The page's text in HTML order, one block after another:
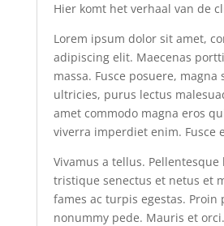
Hier komt het verhaal van de
Lorem ipsum dolor sit amet,
adipiscing elit. Maecenas
massa. Fusce posuere,
ultricies, purus lectus
amet commodo magna eros
viverra imperdiet enim. Fusce
Vivamus a tellus.
tristique senectus et netus et
fames ac turpis egestas. Proin
nonummy pede. Mauris et